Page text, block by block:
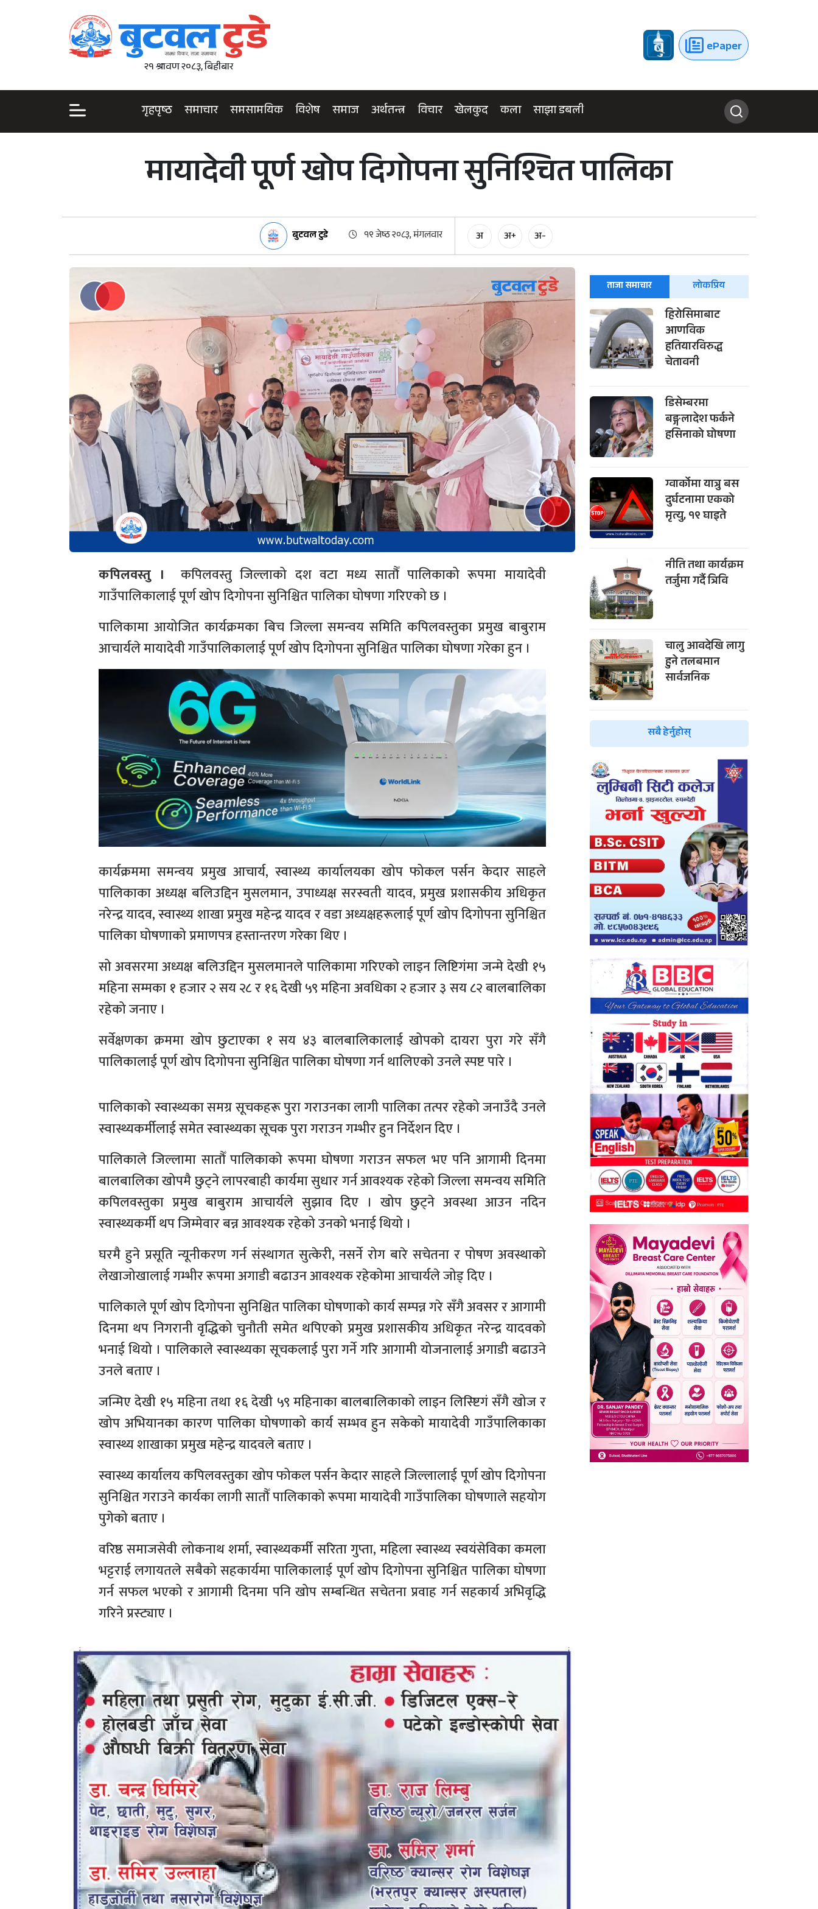
२१ श्रावण २०८३, बिहीबार
ePaper
गृहपृष्ठ समाचार समसामयिक विशेष समाज अर्थतन्त्र विचार खेलकुद कला साझा डबली
मायादेवी पूर्ण खोप दिगोपना सुनिश्चित पालिका
बुटवल टुडे १९ जेष्ठ २०८३, मंगलवार अ अ+ अ-
कपिलवस्तु ।
कपिलवस्तु जिल्लाको दश वटा मध्य सातौँ पालिकाको रूपमा मायादेवी
गाउँपालिकालाई पूर्ण खोप दिगोपना सुनिश्चित पालिका घोषणा गरिएको छ ।
पालिकामा आयोजित कार्यक्रमका बिच जिल्ला समन्वय समिति कपिलवस्तुका प्रमुख बाबुराम
आचार्यले मायादेवी गाउँपालिकालाई पूर्ण खोप दिगोपना सुनिश्चित पालिका घोषणा गरेका हुन ।
कार्यक्रममा समन्वय प्रमुख आचार्य, स्वास्थ्य कार्यालयका खोप फोकल पर्सन केदार साहले
पालिकाका अध्यक्ष बलिउद्दिन मुसलमान, उपाध्यक्ष सरस्वती यादव, प्रमुख प्रशासकीय अधिकृत
नरेन्द्र यादव, स्वास्थ्य शाखा प्रमुख महेन्द्र यादव र वडा अध्यक्षहरूलाई पूर्ण खोप दिगोपना सुनिश्चित
पालिका घोषणाको प्रमाणपत्र हस्तान्तरण गरेका थिए ।
सो अवसरमा अध्यक्ष बलिउद्दिन मुसलमानले पालिकामा गरिएको लाइन लिष्टिगंमा जन्मे देखी १५
महिना सम्मका १ हजार २ सय २८ र १६ देखी ५९ महिना अवधिका २ हजार ३ सय ८२ बालबालिका
रहेको जनाए ।
सर्वेक्षणका क्रममा खोप छुटाएका १ सय ४३ बालबालिकालाई खोपको दायरा पुरा गरे सँगै
पालिकालाई पूर्ण खोप दिगोपना सुनिश्चित पालिका घोषणा गर्न थालिएको उनले स्पष्ट पारे ।
पालिकाको स्वास्थ्यका समग्र सूचकहरू पुरा गराउनका लागी पालिका तत्पर रहेको जनाउँदै उनले
स्वास्थ्यकर्मीलाई समेत स्वास्थ्यका सूचक पुरा गराउन गम्भीर हुन निर्देशन दिए ।
पालिकाले जिल्लामा सातौँ पालिकाको रूपमा घोषणा गराउन सफल भए पनि आगामी दिनमा
बालबालिका खोपमै छुट्ने लापरबाही कार्यमा सुधार गर्न आवश्यक रहेको जिल्ला समन्वय समिति
कपिलवस्तुका प्रमुख बाबुराम आचार्यले सुझाव दिए । खोप छुट्ने अवस्था आउन नदिन
स्वास्थ्यकर्मी थप जिम्मेवार बन्न आवश्यक रहेको उनको भनाई थियो ।
घरमै हुने प्रसूति न्यूनीकरण गर्न संस्थागत सुत्केरी, नसर्ने रोग बारे सचेतना र पोषण अवस्थाको
लेखाजोखालाई गम्भीर रूपमा अगाडी बढाउन आवश्यक रहेकोमा आचार्यले जोड् दिए ।
पालिकाले पूर्ण खोप दिगोपना सुनिश्चित पालिका घोषणाको कार्य सम्पन्न गरे सँगै अवसर र आगामी
दिनमा थप निगरानी वृद्धिको चुनौती समेत थपिएको प्रमुख प्रशासकीय अधिकृत नरेन्द्र यादवको
भनाई थियो । पालिकाले स्वास्थ्यका सूचकलाई पुरा गर्ने गरि आगामी योजनालाई अगाडी बढाउने
उनले बताए ।
जन्मिए देखी १५ महिना तथा १६ देखी ५९ महिनाका बालबालिकाको लाइन लिस्ष्टिगं सँगै खोज र
खोप अभियानका कारण पालिका घोषणाको कार्य सम्भव हुन सकेको मायादेवी गाउँपालिकाका
स्वास्थ्य शाखाका प्रमुख महेन्द्र यादवले बताए ।
स्वास्थ्य कार्यालय कपिलवस्तुका खोप फोकल पर्सन केदार साहले जिल्लालाई पूर्ण खोप दिगोपना
सुनिश्चित गराउने कार्यका लागी सातौँ पालिकाको रूपमा मायादेवी गाउँपालिका घोषणाले सहयोग
पुगेको बताए ।
वरिष्ठ समाजसेवी लोकनाथ शर्मा, स्वास्थ्यकर्मी सरिता गुप्ता, महिला स्वास्थ्य स्वयंसेविका कमला
भट्टराई लगायतले सबैको सहकार्यमा पालिकालाई पूर्ण खोप दिगोपना सुनिश्चित पालिका घोषणा
गर्न सफल भएको र आगामी दिनमा पनि खोप सम्बन्धित सचेतना प्रवाह गर्न सहकार्य अभिवृद्धि
गरिने प्रस्ट्याए ।
ताजा समाचार लोकप्रिय
हिरोसिमाबाट
आणविक
हतियारविरुद्ध
चेतावनी
डिसेम्बरमा
बङ्गलादेश फर्कने
हसिनाको घोषणा
ग्वार्कोमा यात्रु बस
दुर्घटनामा एकको
मृत्यु, १९ घाइते
नीति तथा कार्यक्रम
तर्जुमा गर्दै त्रिवि
चालु आवदेखि लागु
हुने तलबमान
सार्वजनिक
सबै हेर्नुहोस्